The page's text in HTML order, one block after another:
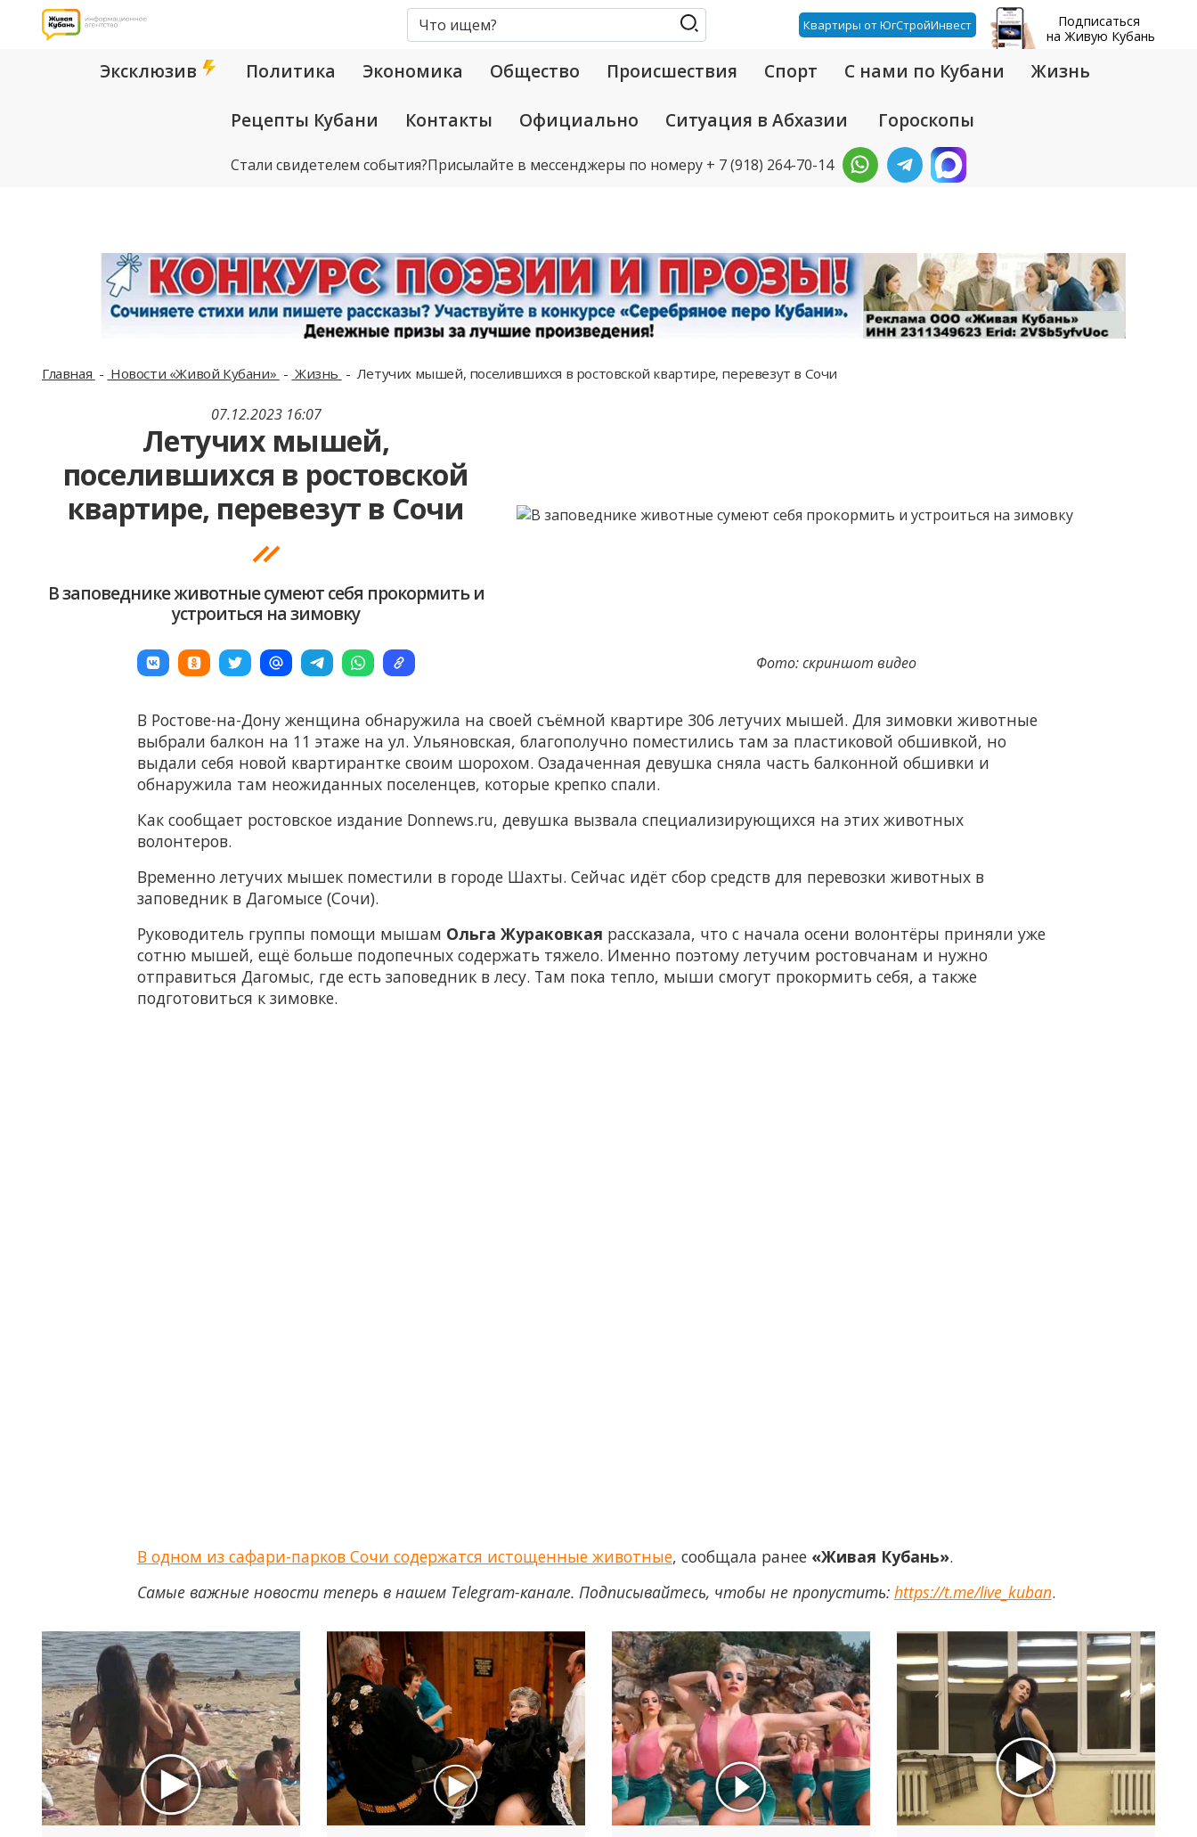
Квартиры от ЮгСтройИнвест
Подписаться
на Живую Кубань
Эксклюзив Политика Экономика Общество Происшествия Спорт С нами по Кубани Жизнь
Рецепты Кубани Контакты Официально Ситуация в Абхазии Гороскопы
Стали свидетелем события?Присылайте в мессенджеры по номеру + 7 (918) 264-70-14
Главная Новости «Живой Кубани» Жизнь Летучих мышей, поселившихся в ростовской квартире, перевезут в Сочи
07.12.2023 16:07
Летучих мышей,
поселившихся в ростовской
квартире, перевезут в Сочи
В заповеднике животные сумеют себя прокормить и
устроиться на зимовку
Фото: скриншот видео
В Ростове-на-Дону женщина обнаружила на своей съёмной квартире 306 летучих мышей. Для зимовки животные
выбрали балкон на 11 этаже на ул. Ульяновская, благополучно поместились там за пластиковой обшивкой, но
выдали себя новой квартирантке своим шорохом. Озадаченная девушка сняла часть балконной обшивки и
обнаружила там неожиданных поселенцев, которые крепко спали.
Как сообщает ростовское издание Donnews.ru, девушка вызвала специализирующихся на этих животных
волонтеров.
Временно летучих мышек поместили в городе Шахты. Сейчас идёт сбор средств для перевозки животных в
заповедник в Дагомысе (Сочи).
Руководитель группы помощи мышам Ольга Жураковкая рассказала, что с начала осени волонтёры приняли уже
сотню мышей, ещё больше подопечных содержать тяжело. Именно поэтому летучим ростовчанам и нужно
отправиться Дагомыс, где есть заповедник в лесу. Там пока тепло, мыши смогут прокормить себя, а также
подготовиться к зимовке.
В одном из сафари-парков Сочи содержатся истощенные животные, сообщала ранее «Живая Кубань».
Самые важные новости теперь в нашем Telegram-канале. Подписывайтесь, чтобы не пропустить: https://t.me/live_kuban.